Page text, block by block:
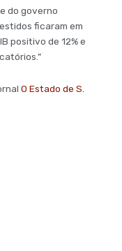
do governo
ficaram em
positivo de 12% e
O Estado de S.